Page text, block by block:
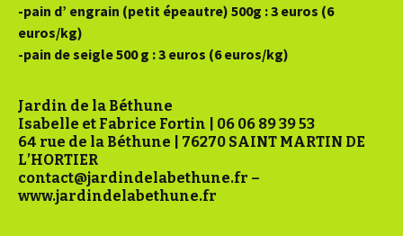
-pain d’ engrain (petit épeautre) 500g : 3 euros (6
euros/kg)
-pain de seigle 500 g : 3 euros (6 euros/kg)
Jardin de la Béthune
Isabelle et Fabrice Fortin | 06 06 89 39 53
64 rue de la Béthune | 76270 SAINT MARTIN DE
L’HORTIER
contact@jardindelabethune.fr –
www.jardindelabethune.fr